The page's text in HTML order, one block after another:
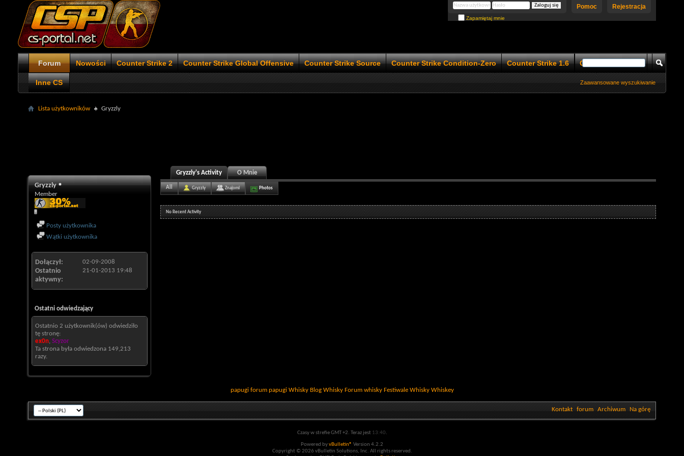
Rejestracja
Pomoc
Zapamiętaj mnie
Forum Nowości Counter Strike 2 Counter Strike Global Offensive Counter Strike Source Counter Strike Condition-Zero Counter Strike 1.6 Counter Strike 1.5
Inne CS Zaawansowane wyszukiwanie
Lista użytkowników Gryzzly
Gryzzly
Member
Posty użytkownika
Wątki użytkownika
Dołączył 02-09-2008
Ostatnio
aktywny
21-01-2013 19:48
Ostatni odwiedzający
Ostatnio 2 użytkownik(ów) odwiedziło
tę stronę:
ex0n, Scyzor
Ta strona była odwiedzona 149,213
razy.
Gryzzly's Activity O Mnie
All Gryzzly Znajomi Photos
No Recent Activity
papugi forum papugi Whisky Blog Whisky Forum whisky Festiwale Whisky Whiskey
Kontakt forum Archiwum Na górę
Czasy w strefie GMT +2. Teraz jest 13:40.
Powered byvBulletin® Version 4.2.2
Copyright © 2026 vBulletin Solutions, Inc. All rights reserved.